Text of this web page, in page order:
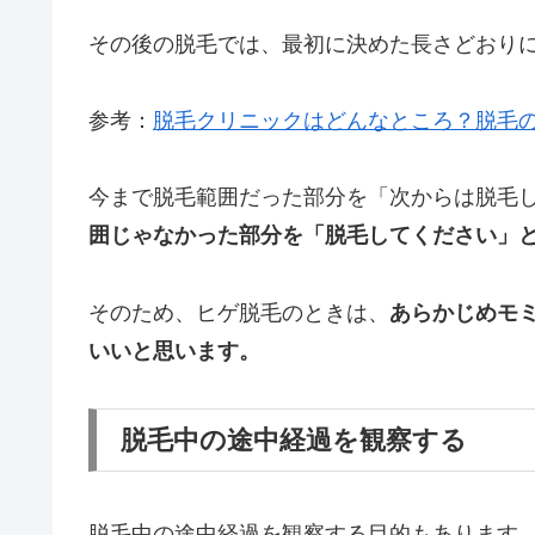
その後の脱毛では、最初に決めた長さどおり
参考： 脱毛クリニックはどんなところ？脱毛
今まで脱毛範囲だった部分を「次からは脱毛
囲じゃなかった部分を「脱毛してください」
そのため、ヒゲ脱毛のときは、 あらかじめモ
いいと思います。
脱毛中の途中経過を観察する